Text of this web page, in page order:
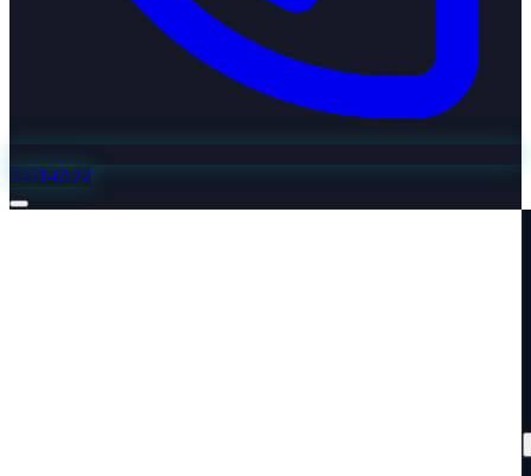
2221-0122